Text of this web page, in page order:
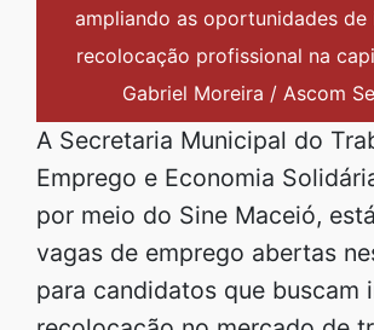
ampliando as oportunidades de
recolocação profissional na
Gabriel Moreira / Ascom
A Secretaria Municipal do
Emprego e Economia
por meio do Sine Maceió,
vagas de emprego abertas
para candidatos que buscam